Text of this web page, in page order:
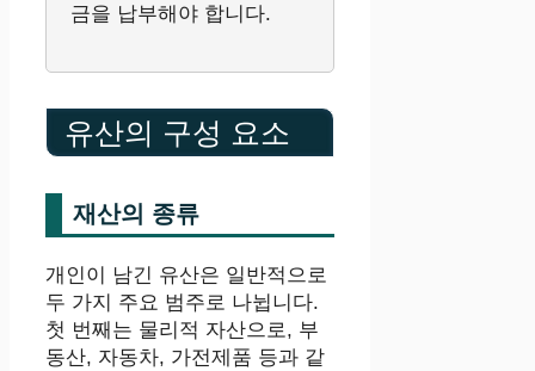
금을 납부해야 합니다.
유산의 구성 요소
재산의 종류
개인이 남긴 유산은 일반적으로
두 가지 주요 범주로 나뉩니다.
첫 번째는 물리적 자산으로, 부
동산, 자동차, 가전제품 등과 같